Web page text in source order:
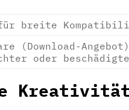
für breite
(Download-
oder
Kreativität